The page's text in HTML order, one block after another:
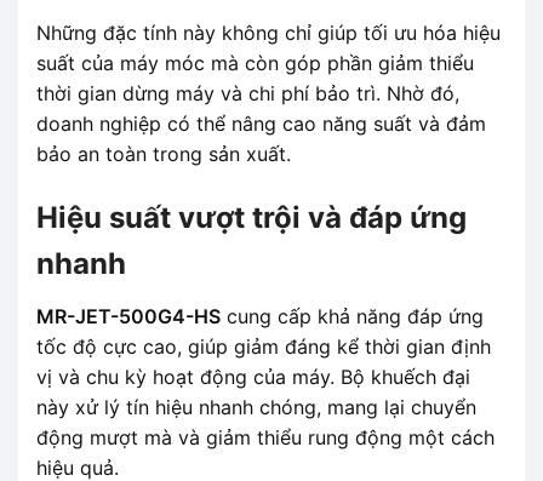
Những đặc tính này không chỉ giúp tối ưu hóa hiệu
suất của máy móc mà còn góp phần giảm thiểu
thời gian dừng máy và chi phí bảo trì. Nhờ đó,
doanh nghiệp có thể nâng cao năng suất và đảm
bảo an toàn trong sản xuất.
Hiệu suất vượt trội và đáp ứng
nhanh
MR-JET-500G4-HS cung cấp khả năng đáp ứng
tốc độ cực cao, giúp giảm đáng kể thời gian định
vị và chu kỳ hoạt động của máy. Bộ khuếch đại
này xử lý tín hiệu nhanh chóng, mang lại chuyển
động mượt mà và giảm thiểu rung động một cách
hiệu quả.